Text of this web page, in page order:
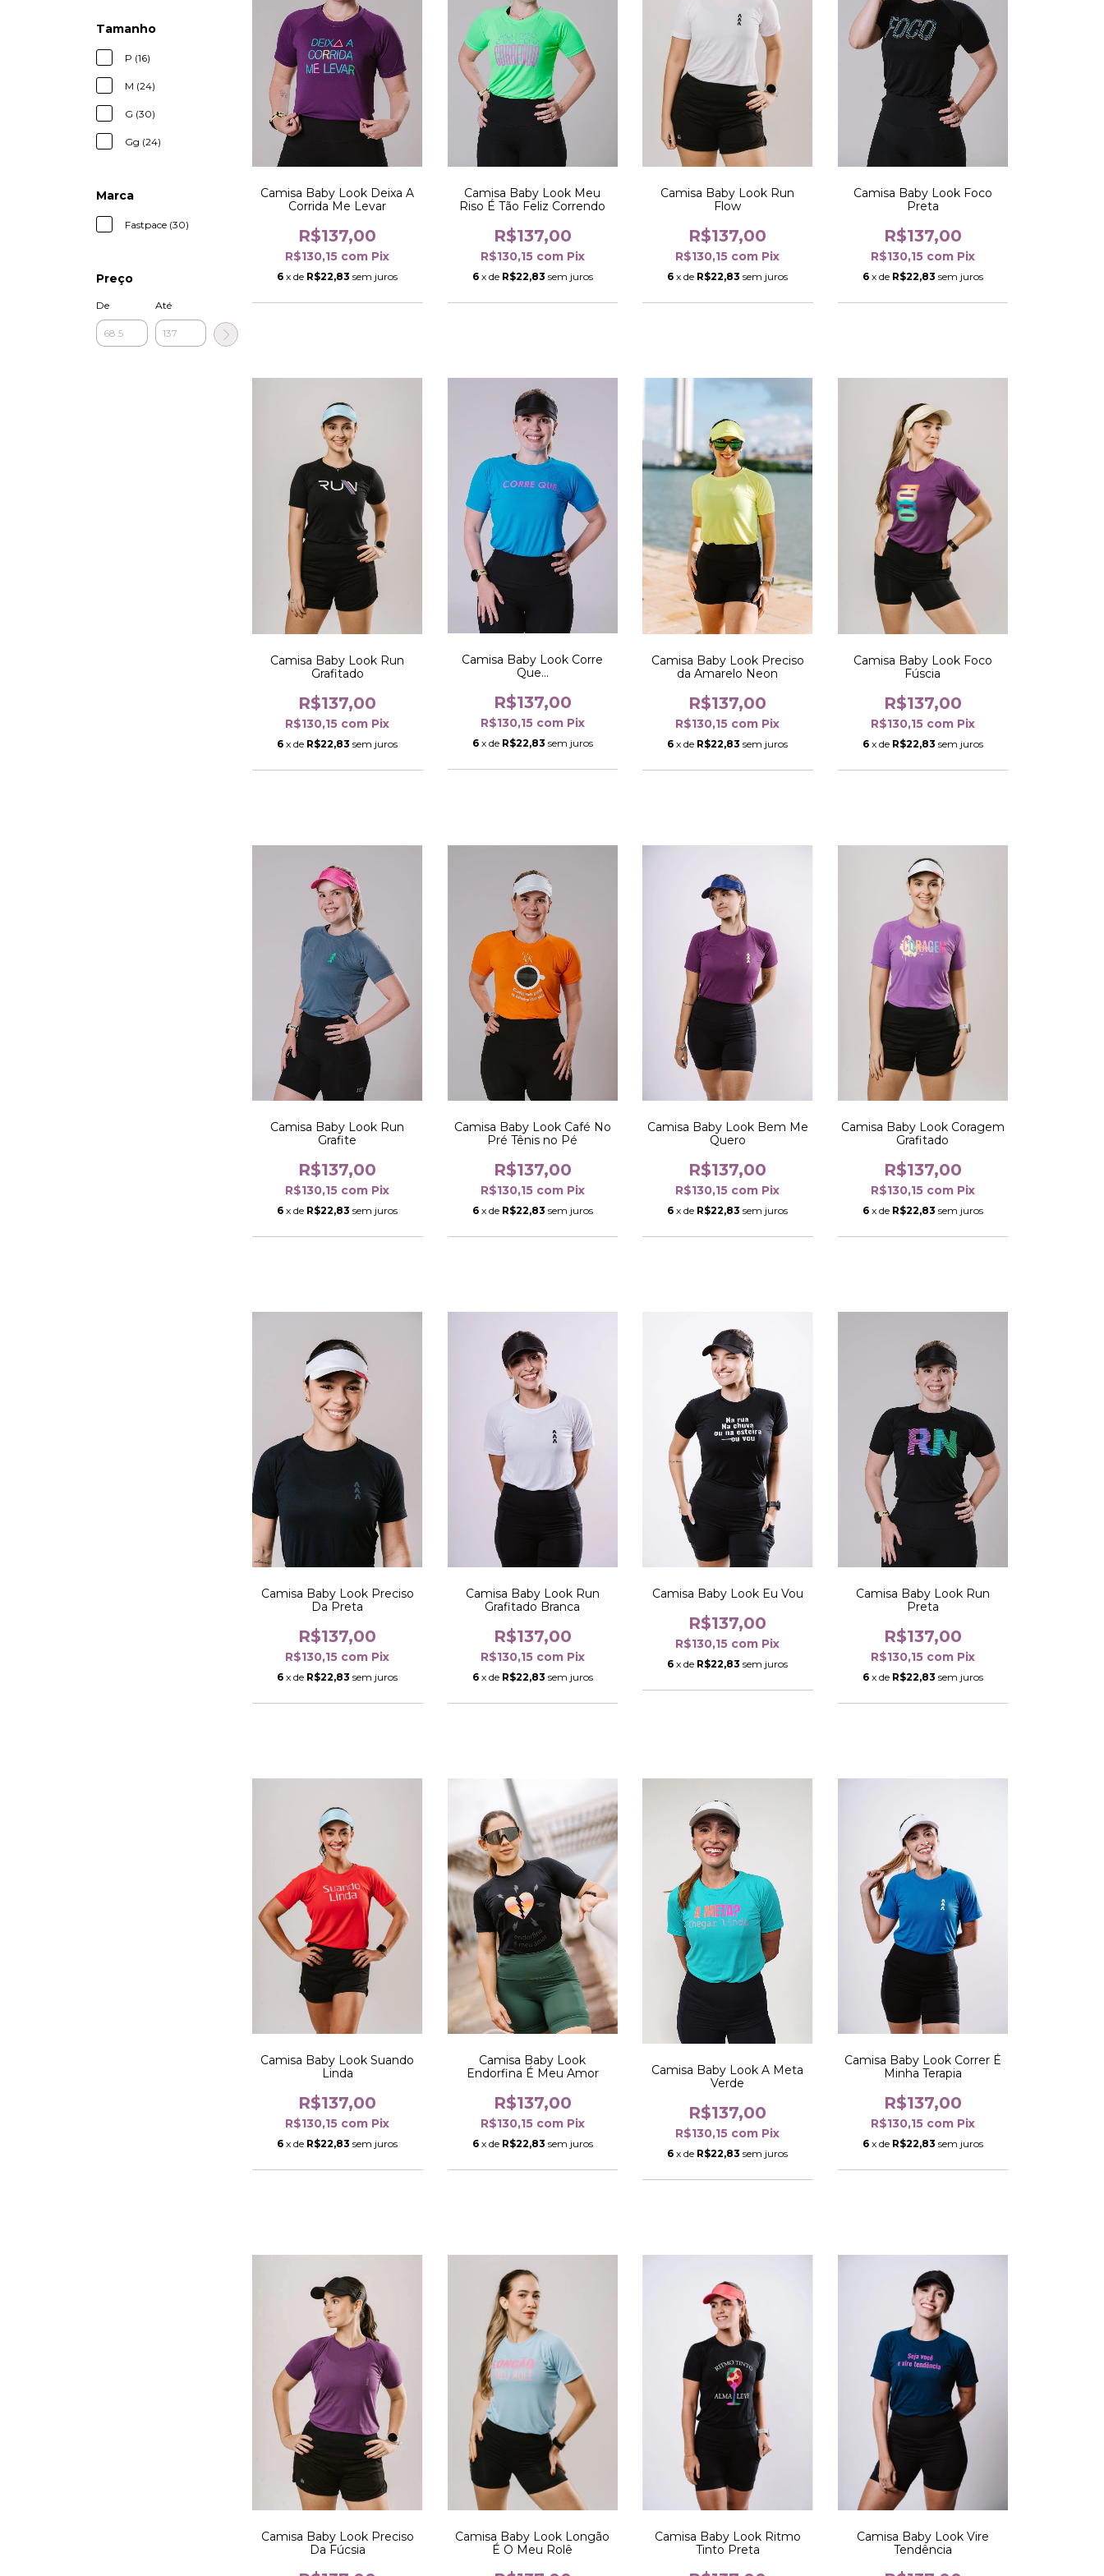
Tamanho
P (16)
M (24)
G (30)
Gg (24)
Marca
Fastpace (30)
Preço
De Até
Camisa Baby Look Deixa A
Corrida Me Levar
R$137,00
R$130,15 com Pix
6 x de R$22,83 sem juros
Camisa Baby Look Meu
Riso É Tão Feliz Correndo
R$137,00
R$130,15 com Pix
6 x de R$22,83 sem juros
Camisa Baby Look Run
Flow
R$137,00
R$130,15 com Pix
6 x de R$22,83 sem juros
Camisa Baby Look Foco
Preta
R$137,00
R$130,15 com Pix
6 x de R$22,83 sem juros
Camisa Baby Look Run
Grafitado
R$137,00
R$130,15 com Pix
6 x de R$22,83 sem juros
Camisa Baby Look Corre
Que...
R$137,00
R$130,15 com Pix
6 x de R$22,83 sem juros
Camisa Baby Look Preciso
da Amarelo Neon
R$137,00
R$130,15 com Pix
6 x de R$22,83 sem juros
Camisa Baby Look Foco
Fúscia
R$137,00
R$130,15 com Pix
6 x de R$22,83 sem juros
Camisa Baby Look Run
Grafite
R$137,00
R$130,15 com Pix
6 x de R$22,83 sem juros
Camisa Baby Look Café No
Pré Tênis no Pé
R$137,00
R$130,15 com Pix
6 x de R$22,83 sem juros
Camisa Baby Look Bem Me
Quero
R$137,00
R$130,15 com Pix
6 x de R$22,83 sem juros
Camisa Baby Look Coragem
Grafitado
R$137,00
R$130,15 com Pix
6 x de R$22,83 sem juros
Camisa Baby Look Preciso
Da Preta
R$137,00
R$130,15 com Pix
6 x de R$22,83 sem juros
Camisa Baby Look Run
Grafitado Branca
R$137,00
R$130,15 com Pix
6 x de R$22,83 sem juros
Camisa Baby Look Eu Vou
R$137,00
R$130,15 com Pix
6 x de R$22,83 sem juros
Camisa Baby Look Run
Preta
R$137,00
R$130,15 com Pix
6 x de R$22,83 sem juros
Camisa Baby Look Suando
Linda
R$137,00
R$130,15 com Pix
6 x de R$22,83 sem juros
Camisa Baby Look
Endorfina É Meu Amor
R$137,00
R$130,15 com Pix
6 x de R$22,83 sem juros
Camisa Baby Look A Meta
Verde
R$137,00
R$130,15 com Pix
6 x de R$22,83 sem juros
Camisa Baby Look Correr É
Minha Terapia
R$137,00
R$130,15 com Pix
6 x de R$22,83 sem juros
Camisa Baby Look Preciso
Da Fúcsia
Camisa Baby Look Longão
É O Meu Rolê
Camisa Baby Look Ritmo
Tinto Preta
Camisa Baby Look Vire
Tendência